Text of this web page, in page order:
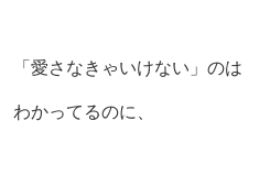
「愛さなきゃいけない」のは
わかってるのに、